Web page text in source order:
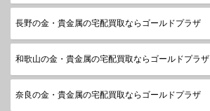
長野の金・貴金属の宅配買取ならゴールドプラザ
和歌山の金・貴金属の宅配買取ならゴールドプラザ
奈良の金・貴金属の宅配買取ならゴールドプラザ